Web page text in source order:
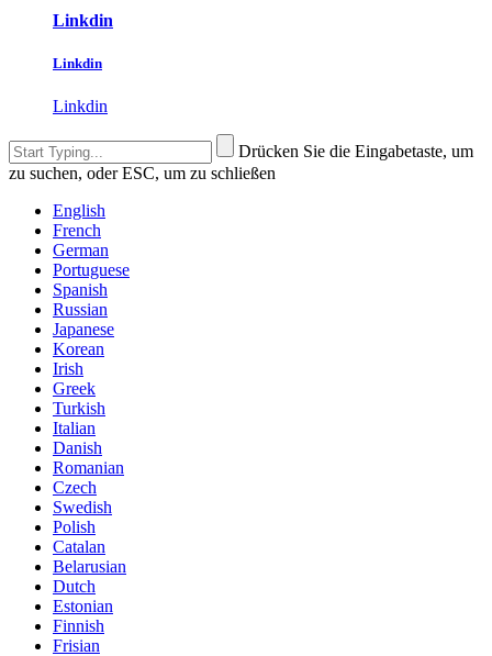
Linkdin
Linkdin
Linkdin
Drücken Sie die Eingabetaste, um
zu suchen, oder ESC, um zu schließen
English
French
German
Portuguese
Spanish
Russian
Japanese
Korean
Irish
Greek
Turkish
Italian
Danish
Romanian
Czech
Swedish
Polish
Catalan
Belarusian
Dutch
Estonian
Finnish
Frisian